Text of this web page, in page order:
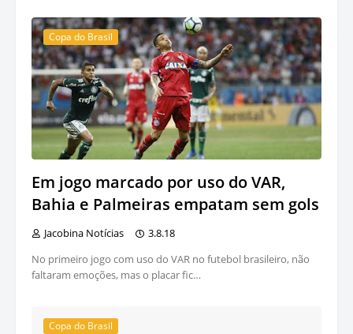
Copa do Brasil
Em jogo marcado por uso do VAR,
Bahia e Palmeiras empatam sem gols
Jacobina Notícias
3.8.18
No primeiro jogo com uso do VAR no futebol brasileiro, não
faltaram emoções, mas o placar fic…
Copa do Brasil